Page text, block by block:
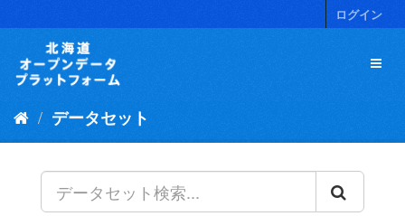
キ
ログイン
データセット